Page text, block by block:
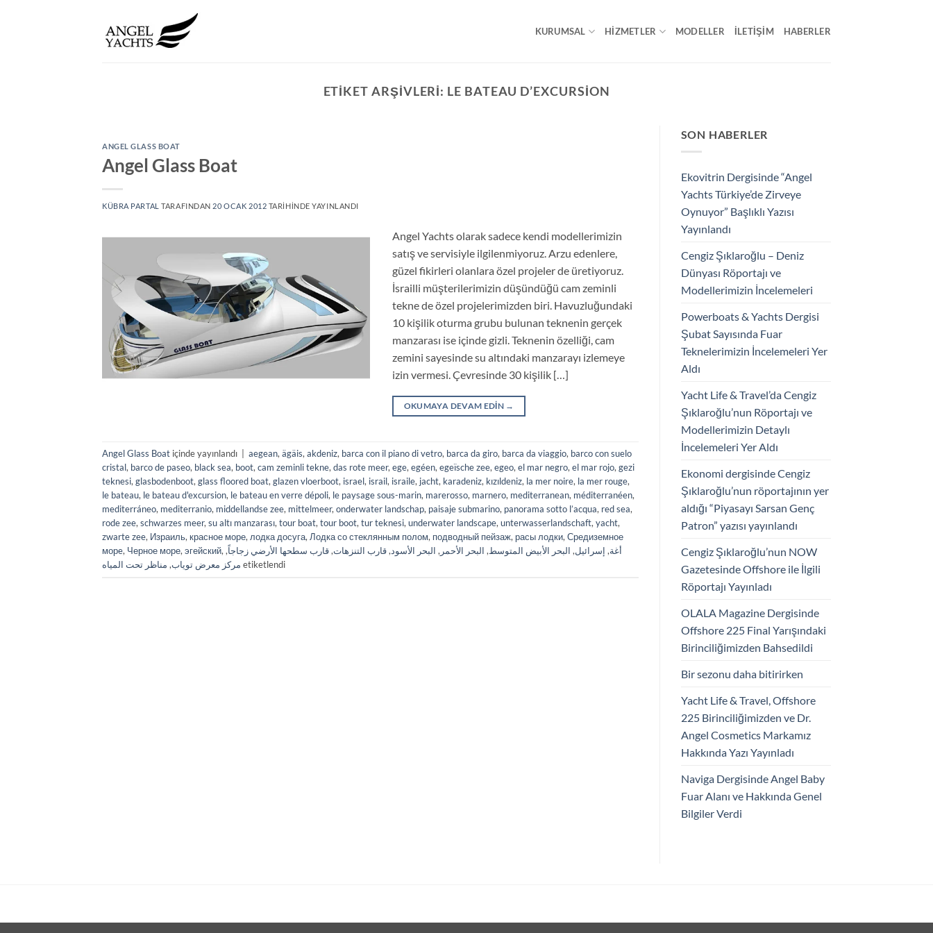
KURUMSAL HIZMETLER MODELLER İLETIŞIM HABERLER
ETIKET ARŞIVLERI: LE BATEAU D’EXCURSION
ANGEL GLASS BOAT
Angel Glass Boat
KÜBRA PARTAL TARAFINDAN 20 OCAK 2012 TARIHINDE YAYINLANDI
Angel Yachts olarak sadece kendi modellerimizin
satış ve servisiyle ilgilenmiyoruz. Arzu edenlere,
güzel fikirleri olanlara özel projeler de üretiyoruz.
İsrailli müşterilerimizin düşündüğü cam zeminli
tekne de özel projelerimizden biri. Havuzluğundaki
10 kişilik oturma grubu bulunan teknenin gerçek
manzarası ise içinde gizli. Teknenin özelliği, cam
zemini sayesinde su altındaki manzarayı izlemeye
izin vermesi. Çevresinde 30 kişilik […]
OKUMAYA DEVAM EDIN →
Angel Glass Boat içinde yayınlandı aegean, ägäis, akdeniz, barca con il piano di vetro, barca da giro, barca da viaggio, barco con suelo
cristal, barco de paseo, black sea, boot, cam zeminli tekne, das rote meer, ege, egéen, egeïsche zee, egeo, el mar negro, el mar rojo, gezi
teknesi, glasbodenboot, glass floored boat, glazen vloerboot, israel, israil, israile, jacht, karadeniz, kızıldeniz, la mer noire, la mer rouge,
le bateau, le bateau d'excursion, le bateau en verre dépoli, le paysage sous-marin, marerosso, marnero, mediterranean, méditerranéen,
mediterráneo, mediterranio, middellandse zee, mittelmeer, onderwater landschap, paisaje submarino, panorama sotto l’acqua, red sea,
rode zee, schwarzes meer, su altı manzarası, tour boat, tour boot, tur teknesi, underwater landscape, unterwasserlandschaft, yacht,
zwarte zee, Израиль, красное море, лодка досуга, Лодка со стеклянным полом, подводный пейзаж, расы лодки, Средиземное
морe, Черное море, эгейский, أغة, إسرائيل, البحر الأبيض المتوسط, البحر الأحمر , البحر الأسود,قارب التنزهات,قارب سطحها الأرضي زجاجاً,
مركز معرض توياب, مناظر تحت المياه etiketlendi
SON HABERLER
Ekovitrin Dergisinde “Angel
Yachts Türkiye’de Zirveye
Oynuyor” Başlıklı Yazısı
Yayınlandı
Cengiz Şıklaroğlu – Deniz
Dünyası Röportajı ve
Modellerimizin İncelemeleri
Powerboats & Yachts Dergisi
Şubat Sayısında Fuar
Teknelerimizin İncelemeleri Yer
Aldı
Yacht Life & Travel’da Cengiz
Şıklaroğlu’nun Röportajı ve
Modellerimizin Detaylı
İncelemeleri Yer Aldı
Ekonomi dergisinde Cengiz
Şıklaroğlu’nun röportajının yer
aldığı “Piyasayı Sarsan Genç
Patron” yazısı yayınlandı
Cengiz Şıklaroğlu’nun NOW
Gazetesinde Offshore ile İlgili
Röportajı Yayınladı
OLALA Magazine Dergisinde
Offshore 225 Final Yarışındaki
Birinciliğimizden Bahsedildi
Bir sezonu daha bitirirken
Yacht Life & Travel, Offshore
225 Birinciliğimizden ve Dr.
Angel Cosmetics Markamız
Hakkında Yazı Yayınladı
Naviga Dergisinde Angel Baby
Fuar Alanı ve Hakkında Genel
Bilgiler Verdi